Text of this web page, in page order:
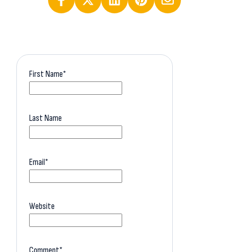
First Name*
Last Name
Email*
Website